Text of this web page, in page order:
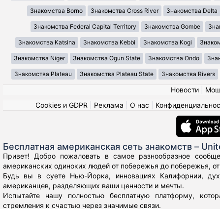
Знакомства Borno Знакомства Cross River Знакомства Delta
Знакомства Federal Capital Territory Знакомства Gombe
Знакомства Katsina Знакомства Kebbi Знакомства Kogi
Знакомства Niger Знакомства Ogun State Знакомства Ondo
Знакомства Plateau Знакомства Plateau State Знакомства Rivers
Новости|
Cookies и GDPR
Реклама О нас
Бесплатная американская сеть знакомств –
Привет! Добро пожаловать в самое разнообразное
американских одиноких людей от побережья до побережья,
Будь вы в суете Нью-Йорка, инновациях Калифорнии,
американцев, разделяющих ваши ценности и мечты.
Испытайте нашу полностью бесплатную платформу,
стремления к счастью через значимые связи.